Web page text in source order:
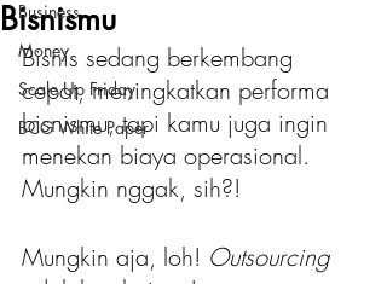
Business
Money
Scale Up Friday
BCG White Paper
Bisnismu
Bisnis sedang berkembang
cepat, meningkatkan performa
bisnismu, tapi kamu juga ingin
menekan biaya operasional.
Mungkin nggak, sih?!
Mungkin aja, loh! Outsourcing